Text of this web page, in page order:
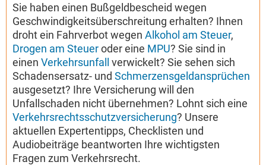
Sie haben einen Bußgeldbescheid wegen
Geschwindigkeitsüberschreitung erhalten? Ihnen
droht ein Fahrverbot wegen Alkohol am Steuer,
Drogen am Steueroder eine MPU? Sie sind in
einen Verkehrsunfall
verwickelt? Sie sehen sich
Schadensersatz- und Schmerzensgeldansprüchen
ausgesetzt? Ihre Versicherung will den
Unfallschaden nicht übernehmen? Lohnt sich eine
Verkehrsrechtsschutzversicherung? Unsere
aktuellen Expertentipps, Checklisten und
Audiobeiträge beantworten Ihre wichtigsten
Fragen zum Verkehrsrecht.